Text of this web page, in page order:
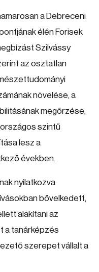
a Debreceni
élén Forisek
Szilvássy
az osztatlan
növelése, a
megőrzése,
szintű
lesz a
években.
nyilatkozva
bővelkedett,
alakítani az
a tanárképzés
szerepet vállalt a